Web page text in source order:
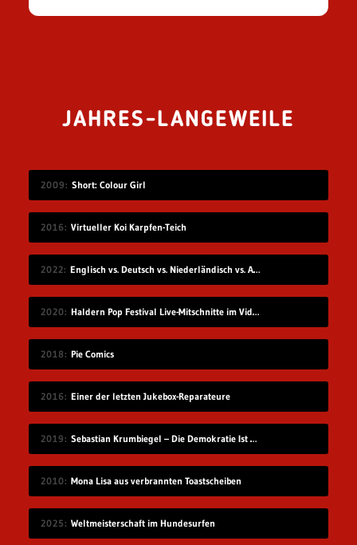
JAHRES-LANGEWEILE
2009 Short: Colour Girl
2016 Virtueller Koi Karpfen-Teich
2022 Englisch vs. Deutsch vs. Niederländisch vs. Afrikaans
2020 Haldern Pop Festival Live-Mitschnitte im Videostream (2008-2019)
2018 Pie Comics
2016 Einer der letzten Jukebox-Reparateure
2019 Sebastian Krumbiegel – Die Demokratie Ist Weiblich
2010 Mona Lisa aus verbrannten Toastscheiben
2025 Weltmeisterschaft im Hundesurfen